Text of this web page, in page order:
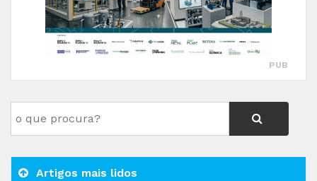
PUB
Artigos mais lidos